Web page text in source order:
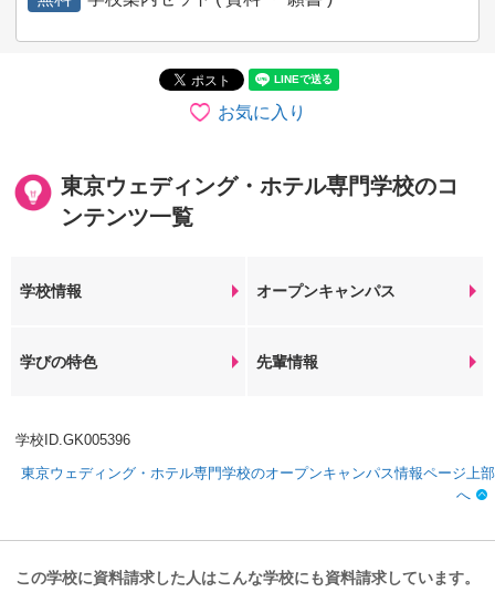
お気に入り
東京ウェディング・ホテル専門学校のコ
ンテンツ一覧
学校情報 オープンキャンパス
学びの特色 先輩情報
学校ID.GK005396
東京ウェディング・ホテル専門学校のオープンキャンパス情報ページ上部
へ
この学校に資料請求した人はこんな学校にも資料請求しています。